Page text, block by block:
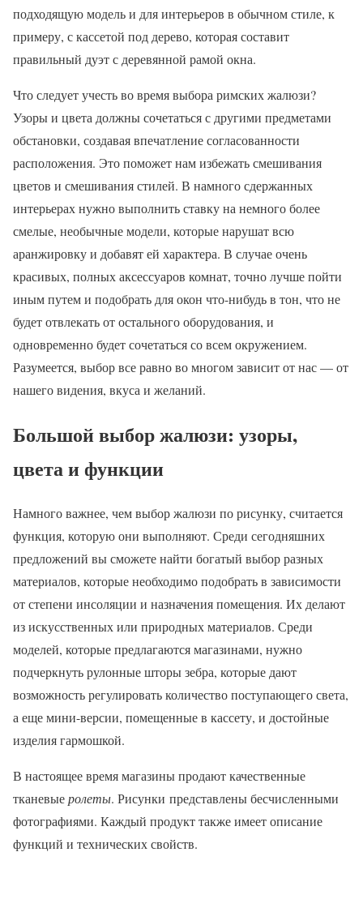
подходящую модель и для интерьеров в обычном стиле, к
примеру, с кассетой под дерево, которая составит
правильный дуэт с деревянной рамой окна.
Что следует учесть во время выбора римских жалюзи?
Узоры и цвета должны сочетаться с другими предметами
обстановки, создавая впечатление согласованности
расположения. Это поможет нам избежать смешивания
цветов и смешивания стилей. В намного сдержанных
интерьерах нужно выполнить ставку на немного более
смелые, необычные модели, которые нарушат всю
аранжировку и добавят ей характера. В случае очень
красивых, полных аксессуаров комнат, точно лучше пойти
иным путем и подобрать для окон что-нибудь в тон, что не
будет отвлекать от остального оборудования, и
одновременно будет сочетаться со всем окружением.
Разумеется, выбор все равно во многом зависит от нас — от
нашего видения, вкуса и желаний.
Большой выбор жалюзи: узоры,
цвета и функции
Намного важнее, чем выбор жалюзи по рисунку, считается
функция, которую они выполняют. Среди сегодняшних
предложений вы сможете найти богатый выбор разных
материалов, которые необходимо подобрать в зависимости
от степени инсоляции и назначения помещения. Их делают
из искусственных или природных материалов. Среди
моделей, которые предлагаются магазинами, нужно
подчеркнуть рулонные шторы зебра, которые дают
возможность регулировать количество поступающего света,
а еще мини-версии, помещенные в кассету, и достойные
изделия гармошкой.
В настоящее время магазины продают качественные
тканевыеролеты. Рисунки представлены бесчисленными
фотографиями. Каждый продукт также имеет описание
функций и технических свойств.